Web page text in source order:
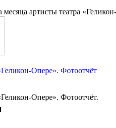
месяца артисты театра
Опере». Фотоотчёт
Опере». Фотоотчёт.